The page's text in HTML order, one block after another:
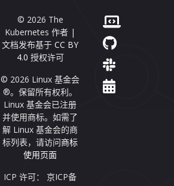
© 2026 The
Kubernetes 作者 |
文档发布基于 CC BY
4.0 授权许可
© 2026 Linux 基金会
®。保留所有权利。
Linux 基金会已注册
并使用商标。如需了
解 Linux 基金会的商
标列表，请访问商标
使用页面
ICP 许可： 京ICP备